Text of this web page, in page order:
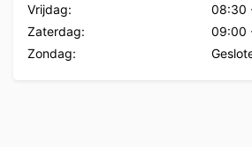
Vrijdag:
08:30
Zaterdag:
09:00
Zondag: